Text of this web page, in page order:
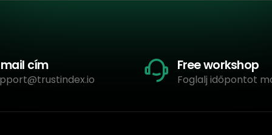
cím Free workshop
Foglalj időpontot